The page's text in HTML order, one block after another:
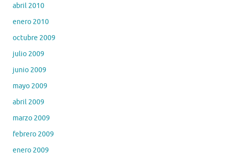
abril 2010
enero 2010
octubre 2009
julio 2009
junio 2009
mayo 2009
abril 2009
marzo 2009
febrero 2009
enero 2009